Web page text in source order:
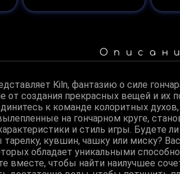
Kiln, фантазию о силе
от создания прекрасных вещей и их
к команде колоритных
на гончарном круге,
и стиль игры. Будете
кувшин, чашку или миску?
обладает уникальными
вместе, чтобы найти наилучшее